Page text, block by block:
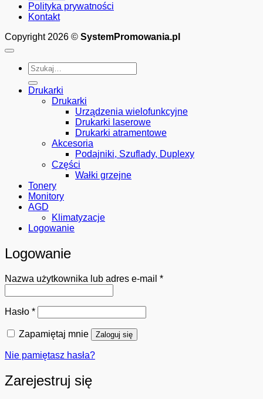
Polityka prywatności
Kontakt
Copyright 2026 © SystemPromowania.pl
Szukaj:
Drukarki
Drukarki
Urządzenia wielofunkcyjne
Drukarki laserowe
Drukarki atramentowe
Akcesoria
Podajniki, Szuflady, Duplexy
Części
Wałki grzejne
Tonery
Monitory
AGD
Klimatyzacje
Logowanie
Logowanie
Nazwa użytkownika lub adres e-mail *Wymagane
Hasło *Wymagane
Zapamiętaj mnie Zaloguj się
Nie pamiętasz hasła?
Zarejestruj się